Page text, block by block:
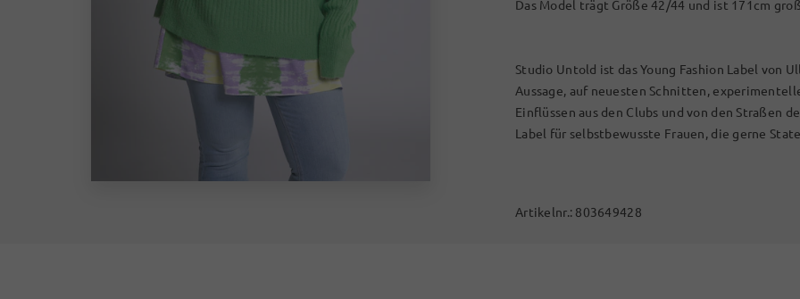
Das Model trägt Größe 42/44 und ist 171cm
Studio Untold ist das Young Fashion Label von
Aussage, auf neuesten Schnitten,
Einflüssen aus den Clubs und von den Straßen
Label für selbstbewusste Frauen, die gerne
Artikelnr.: 803649428